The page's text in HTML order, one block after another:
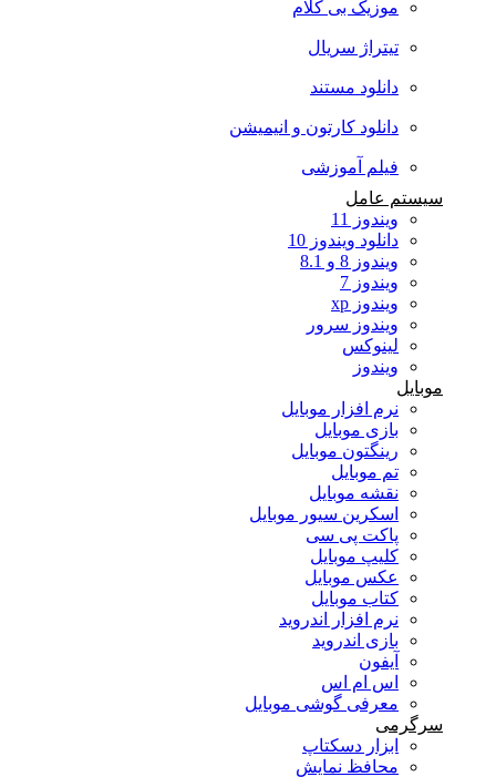
موزیک بی کلام
تیتراژ سریال
دانلود مستند
دانلود کارتون و انیمیشن
فیلم آموزشی
سیستم عامل
ویندوز 11
دانلود ویندوز 10
ویندوز 8 و 8.1
ویندوز 7
ویندوز xp
ویندوز سرور
لینوکس
ویندوز
موبایل
نرم افزار موبایل
بازی موبایل
رینگتون موبایل
تم موبایل
نقشه موبایل
اسکرین سیور موبایل
پاکت پی سی
کلیپ موبایل
عکس موبایل
کتاب موبایل
نرم افزار اندروید
بازی اندروید
آیفون
اس ام اس
معرفی گوشی موبایل
سرگرمی
ابزار دسکتاپ
محافظ نمایش